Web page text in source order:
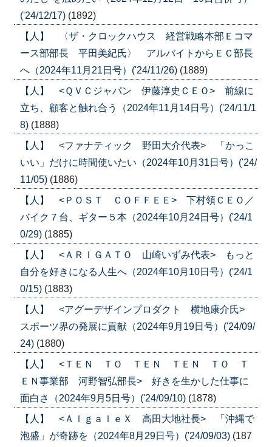
('24/12/17) (1892)
【人】 〈ザ・クロックハウス 経営戦略本部Ｅコマ
ース部部長 平田美紀氏〉 アルバイトからＥＣ部長
へ（2024年11月21日号）('24/11/26) (1889)
【人】 <ＱＶＣジャパン 伊藤淳史ＣＥＯ> 前線に
立ち、顧客と触れ合う（2024年11月14日号）('24/11/1
8) (1888)
【人】 <ファナティック 野田大介代表> 「かっこ
いい」だけに時間使いたい（2024年10月31日号）('24/
11/05) (1886)
【人】 <ＰＯＳＴ ＣＯＦＦＥＥ> 下村領ＣＥＯ／
バイク７台、ギター５本（2024年10月24日号）('24/1
0/29) (1885)
【人】 <ＡＲＩＧＡＴＯ 山崎いずみ代表> もっと
自分を好きになる人生へ（2024年10月10日号）('24/1
0/15) (1883)
【人】 <アグーデザインプロダクト 横地康介氏>
スポーツ界の発展に貢献（2024年9月19日号）('24/09/
24) (1880)
【人】 <ＴＥＮ ＴＯ ＴＥＮ ＴＥＮ ＴＯ Ｔ
ＥＮ事業部 河野智弘部長> 好きを生かした仕事に
面白さ（2024年9月5日号）('24/09/10) (1878)
【人】 <ＡｌｇａｌｅＸ 高田大地社長> 「沖縄で
泡盛」が奇跡を（2024年8月29日号）('24/09/03) (187